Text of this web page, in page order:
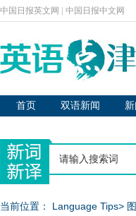
中国日报英文网 中国日报中文网
首页 双语新闻
当前位置： Language Tips>